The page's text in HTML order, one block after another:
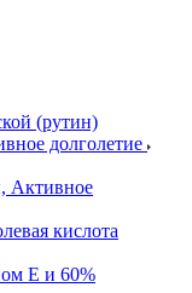
(рутин)
долголетие
Активное
кислота
Е и 60%